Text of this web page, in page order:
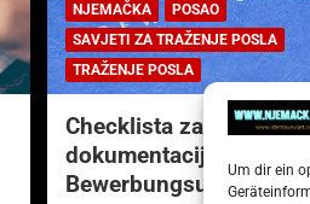
Um dir ein
NJEMAČKA
POSAO
SAVJETI ZA TRAŽENJE POSLA
TRAŽENJE POSLA
Checklista za prijavnu
dokumentaciju (njem.